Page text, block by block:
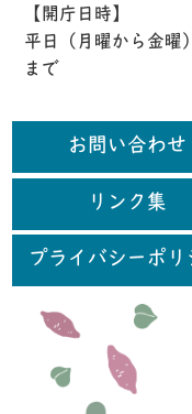
【開庁日時】
平日（月曜から金
まで
お問い合わせ
リンク集
プライバシーポリ